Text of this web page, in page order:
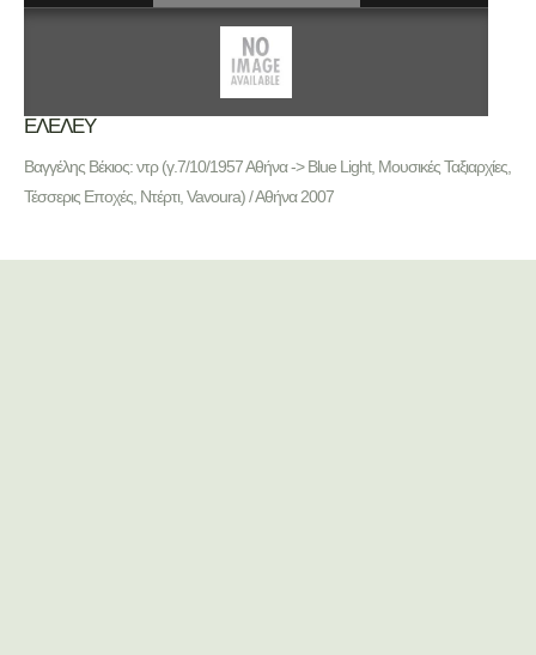
ΕΛΕΛΕΥ
Βαγγέλης Βέκιος: ντρ (γ.7/10/1957 Αθήνα -> Blue Light, Μουσικές Ταξιαρχίες,
Τέσσερις Εποχές, Ντέρτι, Vavoura) / Αθήνα 2007